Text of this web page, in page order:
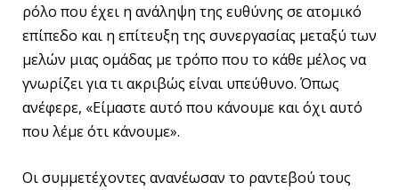
ρόλο που έχει η ανάληψη της ευθύνης σε ατομικό
επίπεδο και η επίτευξη της συνεργασίας μεταξύ των
μελών μιας ομάδας με τρόπο που το κάθε μέλος να
γνωρίζει για τι ακριβώς είναι υπεύθυνο. Όπως
ανέφερε, «Είμαστε αυτό που κάνουμε και όχι αυτό
που λέμε ότι κάνουμε».
Οι συμμετέχοντες ανανέωσαν το ραντεβού τους